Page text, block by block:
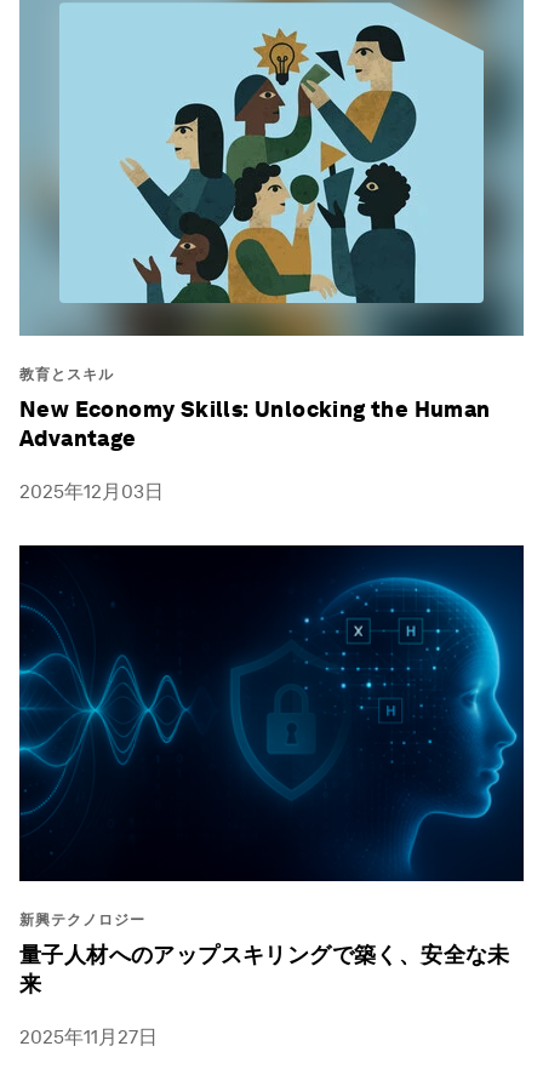
教育とスキル
New Economy Skills: Unlocking the Human
Advantage
2025年12月03日
新興テクノロジー
量子人材へのアップスキリングで築く、安全な未
来
2025年11月27日